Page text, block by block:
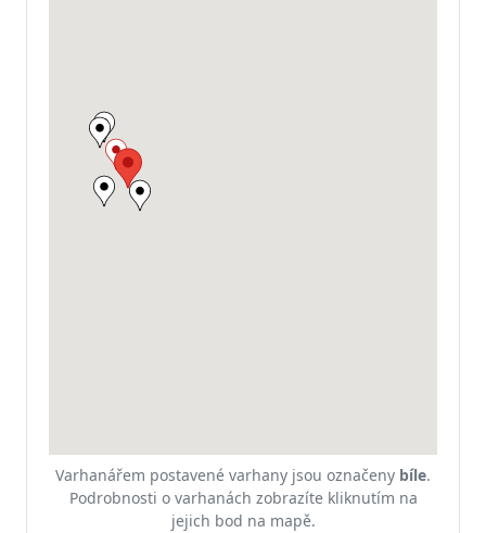
Varhanářem postavené varhany jsou označeny bíle.
Podrobnosti o varhanách zobrazíte kliknutím na
jejich bod na mapě.